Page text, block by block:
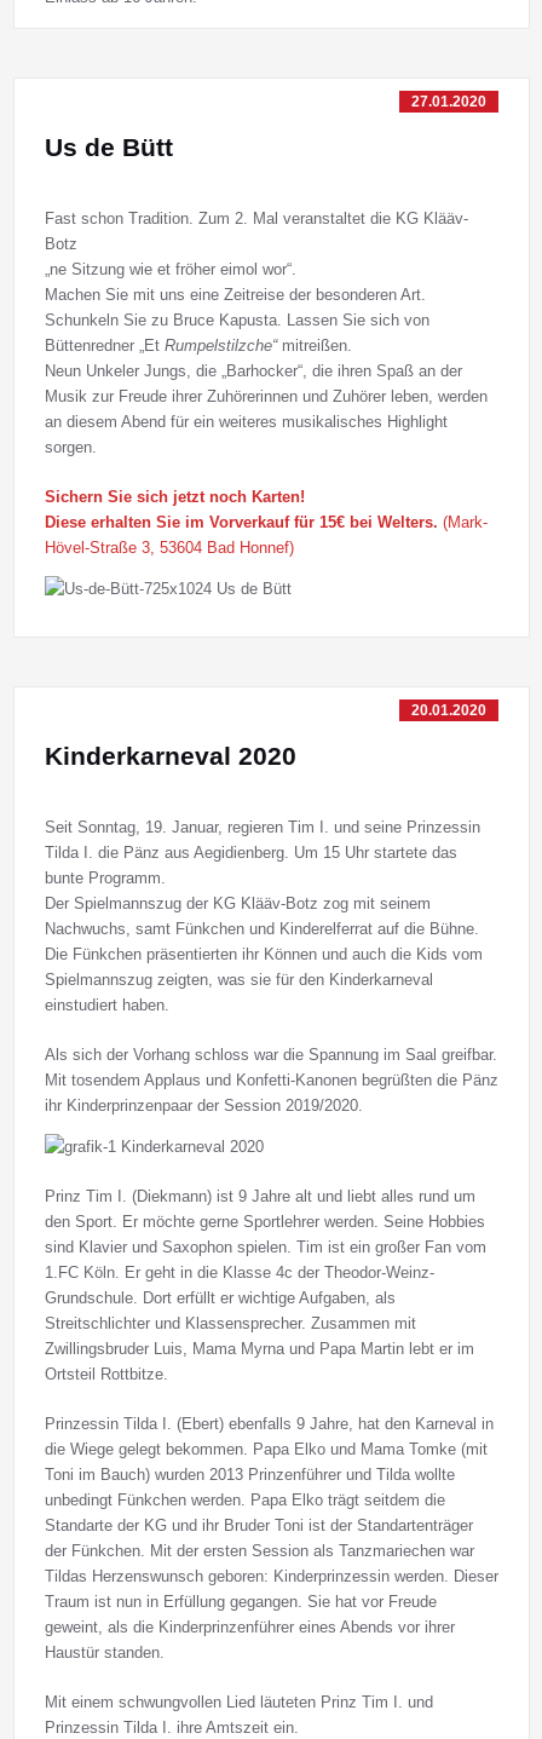
27.01.2020
Us de Bütt
Fast schon Tradition. Zum 2. Mal veranstaltet die KG Klääv-
Botz
„ne Sitzung wie et fröher eimol wor“.
Machen Sie mit uns eine Zeitreise der besonderen Art.
Schunkeln Sie zu Bruce Kapusta. Lassen Sie sich von
Büttenredner „Et Rumpelstilzche“ mitreißen.
Neun Unkeler Jungs, die „Barhocker“, die ihren Spaß an der
Musik zur Freude ihrer Zuhörerinnen und Zuhörer leben, werden
an diesem Abend für ein weiteres musikalisches Highlight
sorgen.
Sichern Sie sich jetzt noch Karten!
Diese erhalten Sie im Vorverkauf für 15€ bei Welters. (Mark-
Hövel-Straße 3, 53604 Bad Honnef)
20.01.2020
Kinderkarneval 2020
Seit Sonntag, 19. Januar, regieren Tim I. und seine Prinzessin
Tilda I. die Pänz aus Aegidienberg. Um 15 Uhr startete das
bunte Programm.
Der Spielmannszug der KG Klääv-Botz zog mit seinem
Nachwuchs, samt Fünkchen und Kinderelferrat auf die Bühne.
Die Fünkchen präsentierten ihr Können und auch die Kids vom
Spielmannszug zeigten, was sie für den Kinderkarneval
einstudiert haben.
Als sich der Vorhang schloss war die Spannung im Saal greifbar.
Mit tosendem Applaus und Konfetti-Kanonen begrüßten die Pänz
ihr Kinderprinzenpaar der Session 2019/2020.
Prinz Tim I. (Diekmann) ist 9 Jahre alt und liebt alles rund um
den Sport. Er möchte gerne Sportlehrer werden. Seine Hobbies
sind Klavier und Saxophon spielen. Tim ist ein großer Fan vom
1.FC Köln. Er geht in die Klasse 4c der Theodor-Weinz-
Grundschule. Dort erfüllt er wichtige Aufgaben, als
Streitschlichter und Klassensprecher. Zusammen mit
Zwillingsbruder Luis, Mama Myrna und Papa Martin lebt er im
Ortsteil Rottbitze.
Prinzessin Tilda I. (Ebert) ebenfalls 9 Jahre, hat den Karneval in
die Wiege gelegt bekommen. Papa Elko und Mama Tomke (mit
Toni im Bauch) wurden 2013 Prinzenführer und Tilda wollte
unbedingt Fünkchen werden. Papa Elko trägt seitdem die
Standarte der KG und ihr Bruder Toni ist der Standartenträger
der Fünkchen. Mit der ersten Session als Tanzmariechen war
Tildas Herzenswunsch geboren: Kinderprinzessin werden. Dieser
Traum ist nun in Erfüllung gegangen. Sie hat vor Freude
geweint, als die Kinderprinzenführer eines Abends vor ihrer
Haustür standen.
Mit einem schwungvollen Lied läuteten Prinz Tim I. und
Prinzessin Tilda I. ihre Amtszeit ein.